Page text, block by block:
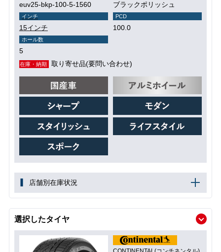
euv25-bkp-100-5-1560 ブラックポリッシュ
インチ
15インチ
PCD
100.0
ホール数
5
在庫・納期 取り寄せ品(要問い合わせ)
店舗別在庫状況
選択したタイヤ